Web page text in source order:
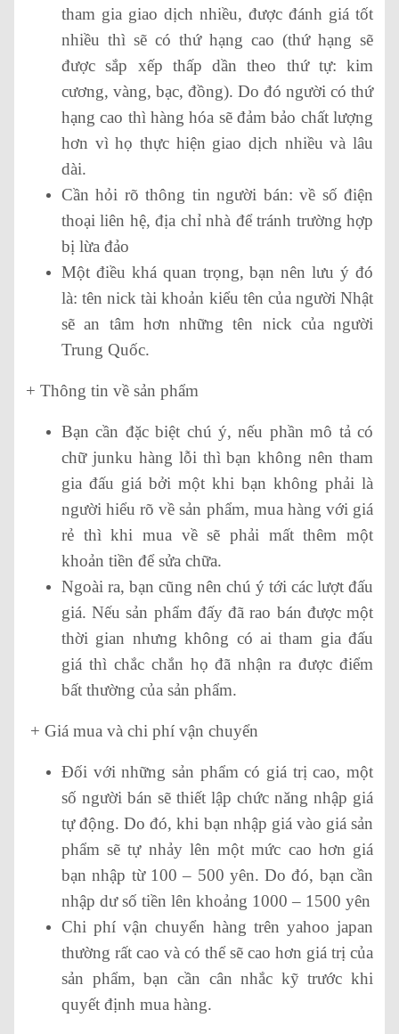
tham gia giao dịch nhiều, được đánh giá tốt
nhiều thì sẽ có thứ hạng cao (thứ hạng sẽ
được sắp xếp thấp dần theo thứ tự: kim
cương, vàng, bạc, đồng). Do đó người có thứ
hạng cao thì hàng hóa sẽ đảm bảo chất lượng
hơn vì họ thực hiện giao dịch nhiều và lâu
dài.
Cần hỏi rõ thông tin người bán: về số điện
thoại liên hệ, địa chỉ nhà để tránh trường hợp
bị lừa đảo
Một điều khá quan trọng, bạn nên lưu ý đó
là: tên nick tài khoản kiểu tên của người Nhật
sẽ an tâm hơn những tên nick của người
Trung Quốc.
+ Thông tin về sản phẩm
Bạn cần đặc biệt chú ý, nếu phần mô tả có
chữ junku hàng lỗi thì bạn không nên tham
gia đấu giá bởi một khi bạn không phải là
người hiểu rõ về sản phẩm, mua hàng với giá
rẻ thì khi mua về sẽ phải mất thêm một
khoản tiền để sửa chữa.
Ngoài ra, bạn cũng nên chú ý tới các lượt đấu
giá. Nếu sản phẩm đấy đã rao bán được một
thời gian nhưng không có ai tham gia đấu
giá thì chắc chắn họ đã nhận ra được điểm
bất thường của sản phẩm.
+ Giá mua và chi phí vận chuyển
Đối với những sản phẩm có giá trị cao, một
số người bán sẽ thiết lập chức năng nhập giá
tự động. Do đó, khi bạn nhập giá vào giá sản
phẩm sẽ tự nhảy lên một mức cao hơn giá
bạn nhập từ 100 – 500 yên. Do đó, bạn cần
nhập dư số tiền lên khoảng 1000 – 1500 yên
Chi phí vận chuyển hàng trên yahoo japan
thường rất cao và có thể sẽ cao hơn giá trị của
sản phẩm, bạn cần cân nhắc kỹ trước khi
quyết định mua hàng.